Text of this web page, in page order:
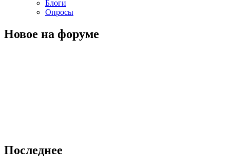
Блоги
Опросы
Новое на форуме
Последнее